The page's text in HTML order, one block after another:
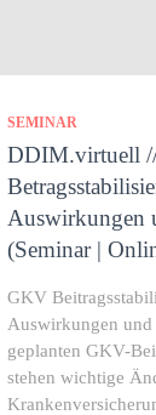
SEMINAR
DDIM.virtuell
Auswirkungen
(Seminar |
GKV
Auswirkungen
geplanten GKV-
stehen wichtige